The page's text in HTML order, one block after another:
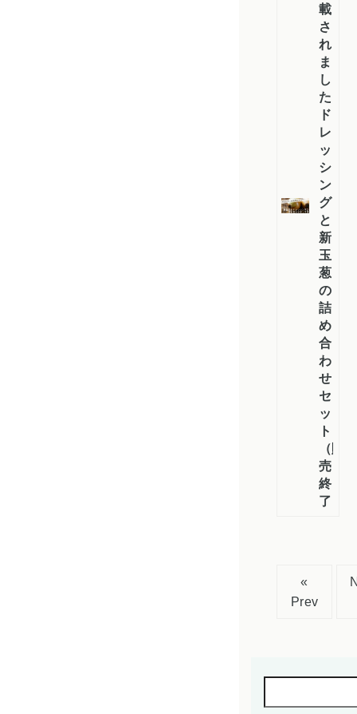
載
さ
れ
ま
し
た
ド
レ
ッ
シ
ン
グ
と
新
玉
葱
の
詰
め
合
わ
せ
セ
ッ
ト
（販
売
終
了）
«
Prev